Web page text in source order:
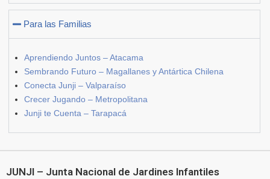
Para las Familias
Aprendiendo Juntos – Atacama
Sembrando Futuro – Magallanes y Antártica Chilena
Conecta Junji – Valparaíso
Crecer Jugando – Metropolitana
Junji te Cuenta – Tarapacá
JUNJI – Junta Nacional de Jardines Infantiles